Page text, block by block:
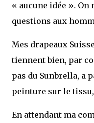
« aucune idée ». On
questions aux
Mes drapeaux
tiennent bien, par
pas du Sunbrella, a
peinture sur le
En attendant ma